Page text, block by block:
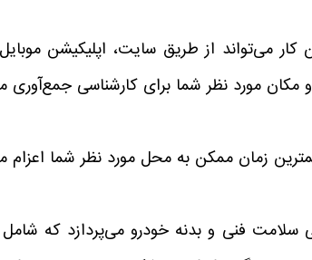
کار می‌تواند از طریق سایت، اپلیکیشن
مکان مورد نظر شما برای کارشناسی جمع‌آوری
زمان ممکن به محل مورد نظر شما اعزام
سلامت فنی و بدنه خودرو می‌پردازد که